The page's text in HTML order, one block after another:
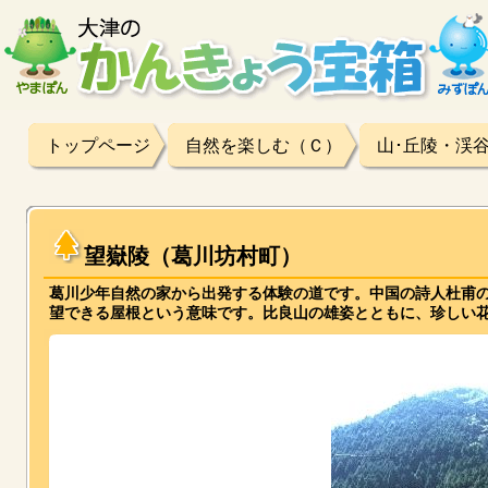
トップページ 自然を楽しむ（Ｃ） 山･丘陵・渓
望嶽陵（葛川坊村町）
葛川少年自然の家から出発する体験の道です。中国の詩人杜
望できる屋根という意味です。比良山の雄姿とともに、珍しい